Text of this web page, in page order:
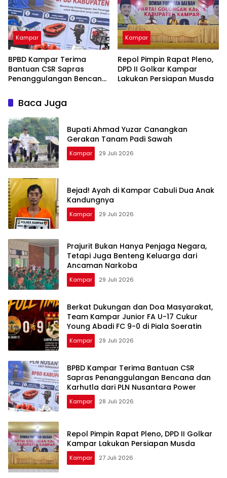
Kampar
BPBD Kampar Terima
Bantuan CSR Sapras
Penanggulangan Bencana
Nusantara Power
Kampar
Repol Pimpin Rapat Pleno,
DPD II Golkar Kampar
Lakukan Persiapan Musda
Baca Juga
Bupati Ahmad Yuzar Canangkan
Gerakan Tanam Padi Sawah
Kampar 29 Juli 2026
Bejad! Ayah di Kampar Cabuli Dua Anak
Kandungnya
Kampar 29 Juli 2026
Prajurit Bukan Hanya Penjaga Negara,
Tetapi Juga Benteng Keluarga dari
Ancaman Narkoba
Kampar 29 Juli 2026
Berkat Dukungan dan Doa Masyarakat,
Team Kampar Junior FA U-17 Cukur
Young Abadi FC 9-0 di Piala Soeratin
Kampar 29 Juli 2026
BPBD Kampar Terima Bantuan CSR
Sapras Penanggulangan Bencana dan
Karhutla dari PLN Nusantara Power
Kampar 28 Juli 2026
Repol Pimpin Rapat Pleno, DPD II Golkar
Kampar Lakukan Persiapan Musda
Kampar 27 Juli 2026